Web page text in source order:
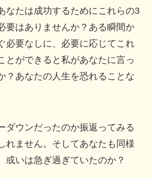
なたは成功するためにこれらの3
要はありませんか？ある瞬間か
必要なしに、必要に応じてこれ
とができると私があなたに言っ
？あなたの人生を恐れることな
ダウンだったのか振返ってみる
れません。そしてあなたも同様
或いは急ぎ過ぎていたのか？